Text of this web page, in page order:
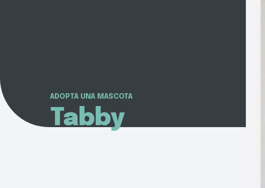
ADOPTA UNA MASCOTA
Tabby